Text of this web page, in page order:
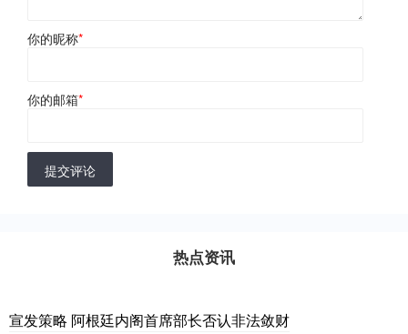
你的昵称*
你的邮箱*
提交评论
热点资讯
宣发策略 阿根廷内阁首席部长否认非法敛财